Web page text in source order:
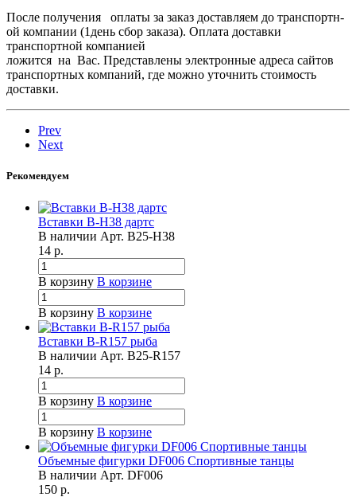
После получения оплаты за заказ доставляем­ до транспортн­
ой компании (1день сбор заказа). Оплата доставки
транспортн­ой компанией
ложится на Вас. Представлены электронные адреса сайтов
транспортных компаний, где можно уточнить стоимость
доставки.
Prev
Next
Рекомендуем
Вставки B-H38 дартс
В наличии Арт. B25-H38
14 р.
В корзину В корзине
В корзину В корзине
Вставки B-R157 рыба
В наличии Арт. B25-R157
14 р.
В корзину В корзине
В корзину В корзине
Объемные фигурки DF006 Спортивные танцы
В наличии Арт. DF006
150 р.